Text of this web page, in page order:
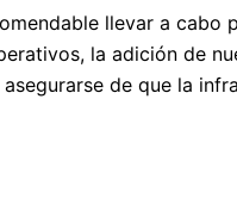
llevar a cabo
la adición de
de que la